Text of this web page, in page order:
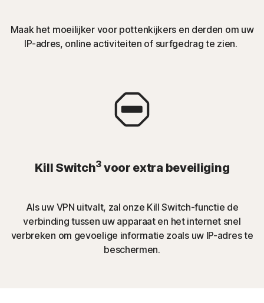
Maak het moeilijker voor pottenkijkers en derden om uw
IP-adres, online activiteiten of surfgedrag te zien.
Kill Switch3 voor extra beveiliging
Als uw VPN uitvalt, zal onze Kill Switch-functie de
verbinding tussen uw apparaat en het internet snel
verbreken om gevoelige informatie zoals uw IP-adres te
beschermen.